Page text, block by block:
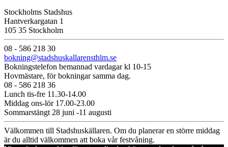
Stockholms Stadshus
Hantverkargatan 1
105 35 Stockholm
08 - 586 218 30
bokning@stadshuskallarensthlm.se
Bokningstelefon bemannad vardagar kl 10-15
Hovmästare, för bokningar samma dag.
08 - 586 218 36
Lunch tis-fre 11.30-14.00
Middag ons-lör 17.00-23.00
Sommarstängt 28 juni -11 augusti
Välkommen till Stadshuskällaren. Om du planerar en större middag
är du alltid välkommen att boka vår festvåning.